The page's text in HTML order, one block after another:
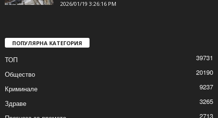
2026/01/19 3:26:16 PM
ПОПУЛЯРНА КАТЕГОРИЯ
ТОП
39731
Общество
20190
Криминале
9237
Здраве
3265
2713